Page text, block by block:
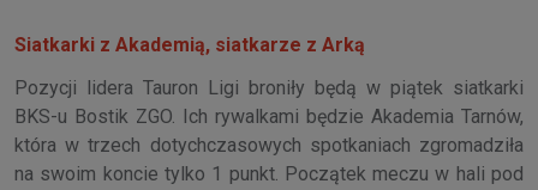
Siatkarki z Akademią, siatkarze z Arką
Pozycji lidera Tauron Ligi broniły będą w piątek siatkarki
BKS-u Bostik ZGO. Ich rywalkami będzie Akademia Tarnów,
która w trzech dotychczasowych spotkaniach zgromadziła
na swoim koncie tylko 1 punkt. Początek meczu w hali pod